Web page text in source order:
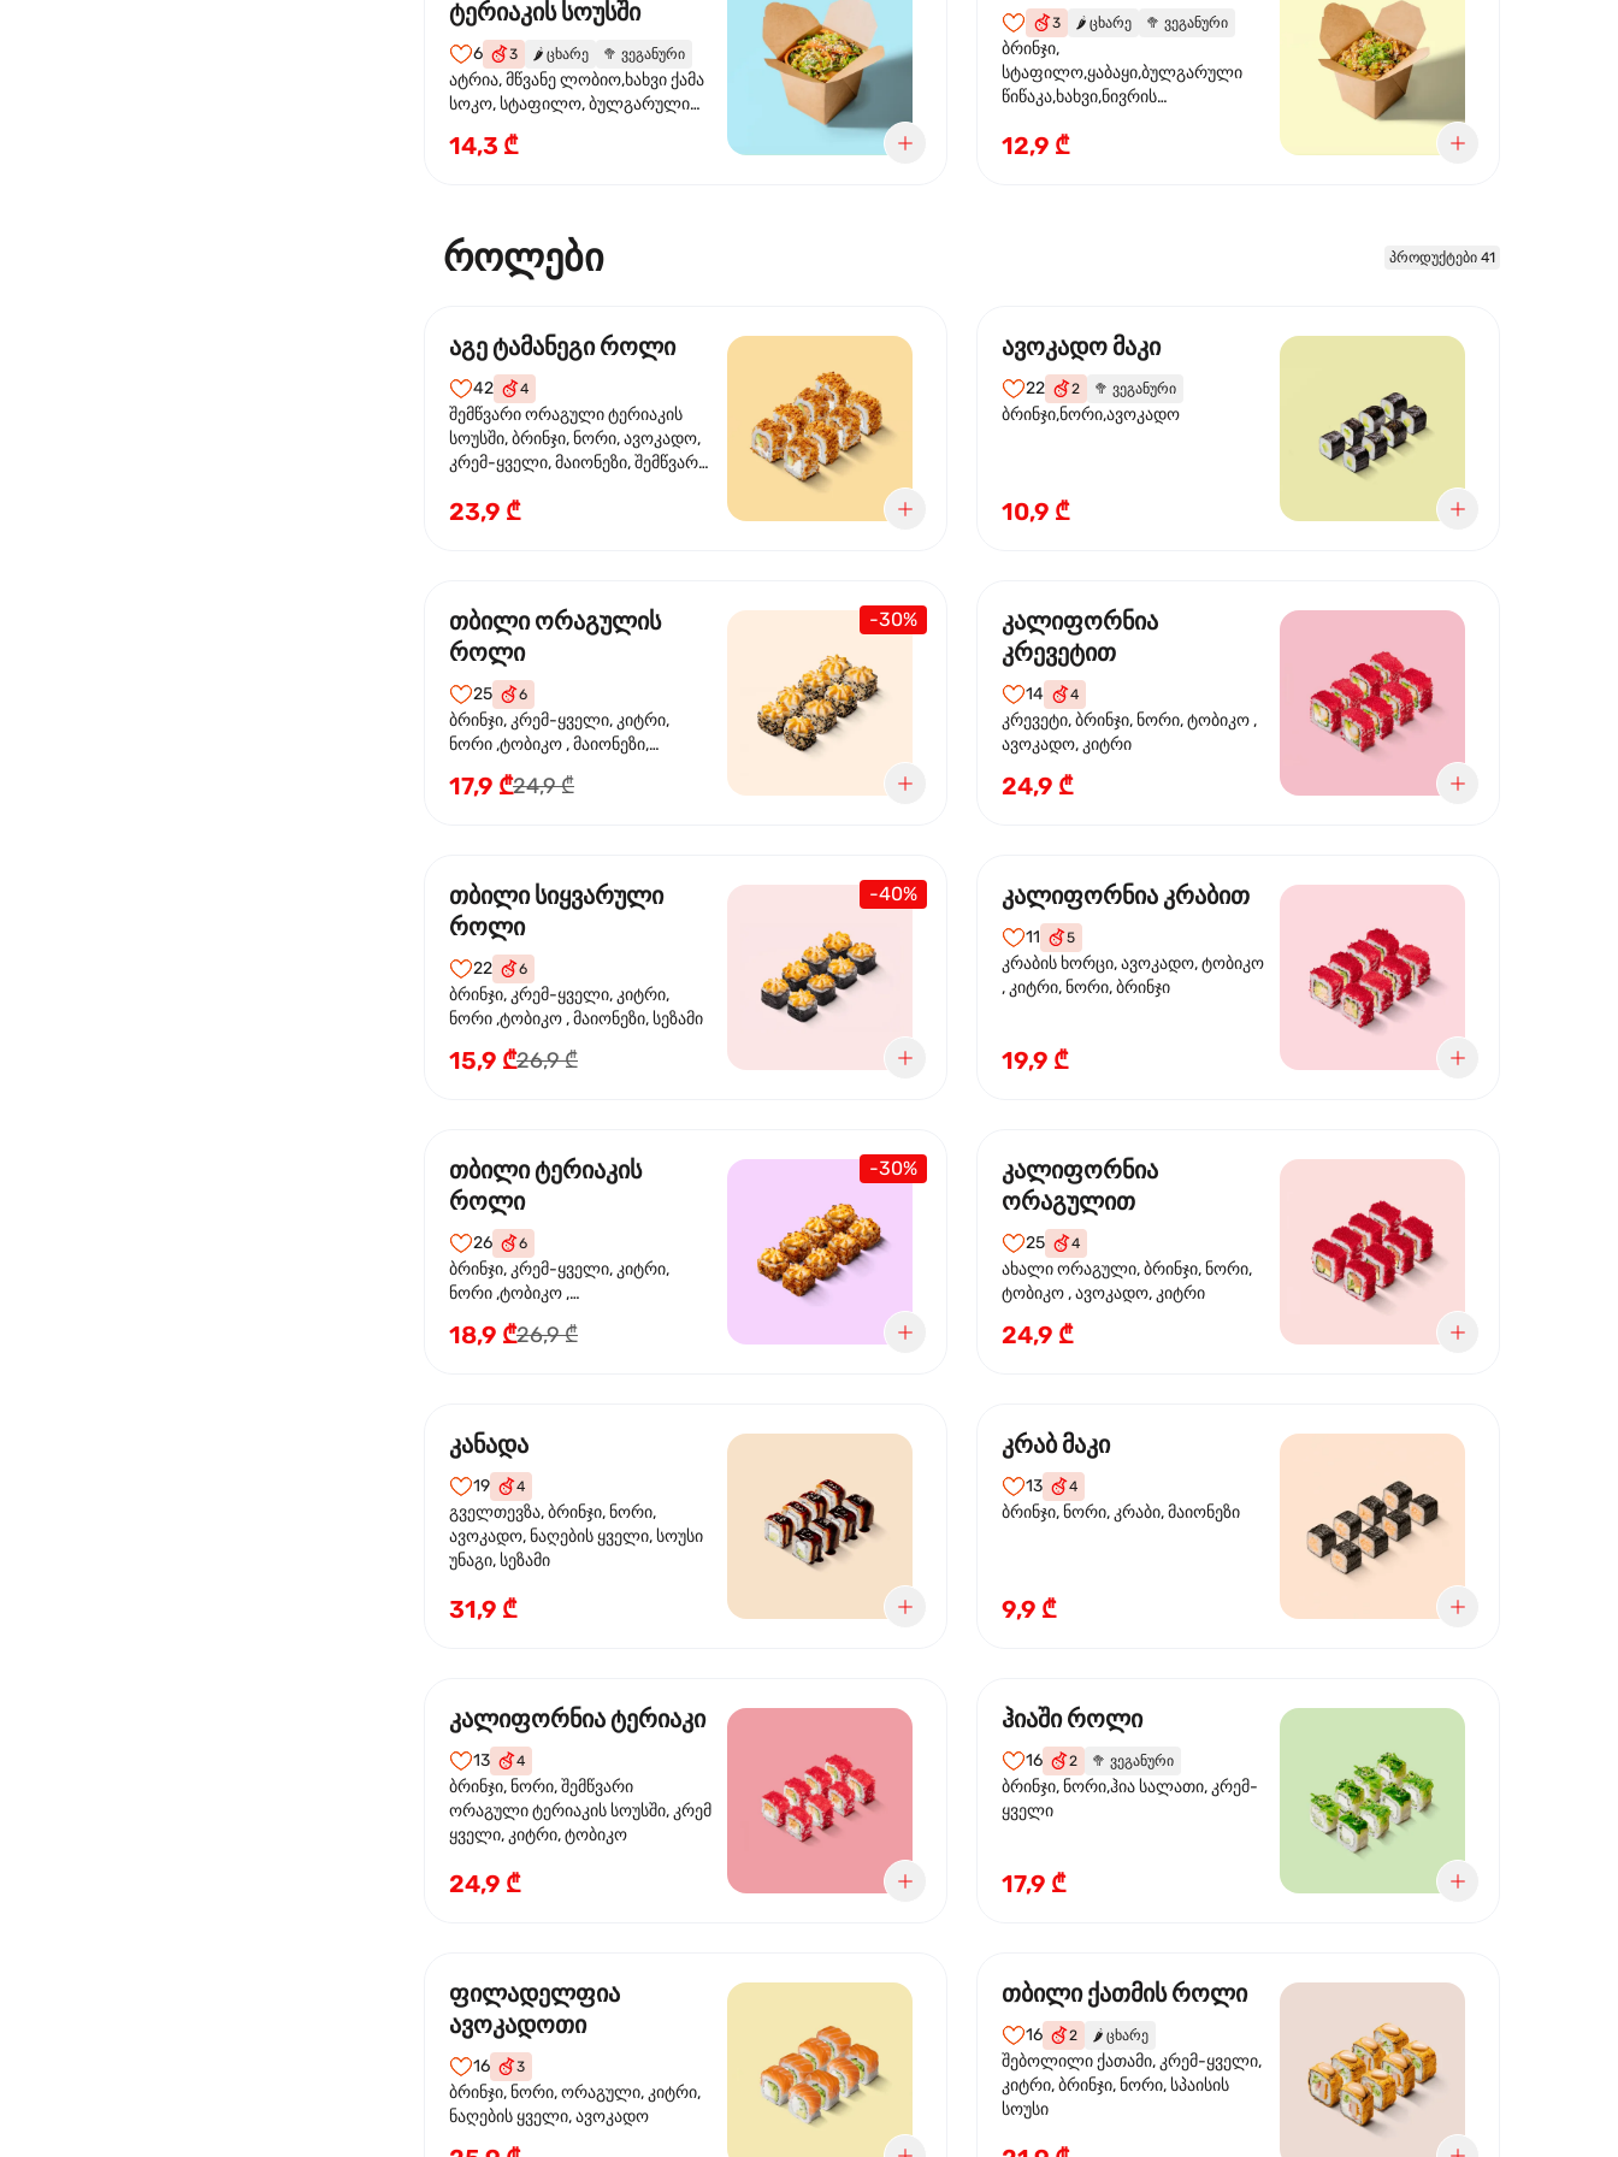
ტერიაკის სოუსში
6 3 🌶️ ცხარე 🥦 ვეგანური
ატრია, მწვანე ლობიო,ხახვი ქამა
სოკო, სტაფილო, ბულგარული
ტერიაკის სოუსი, ყაბაყი
14,3 ₾
3 🌶️ ცხარე 🥦 ვეგანური
ბრინჯი,
სტაფილო,ყაბაყი,ბულგარული
წიწაკა,ხახვი,ნივრის
სოუსი., მწვანე ხახვი,სეზამის
12,9 ₾
როლები პროდუქტები 41
აგე ტამანეგი როლი
42 4
შემწვარი ორაგული ტერიაკის
სოუსში, ბრინჯი, ნორი, ავოკადო,
კრემ-ყველი, მაიონეზი, შემწვარი
23,9 ₾
ავოკადო მაკი
22 2 🥦 ვეგანური
ბრინჯი,ნორი,ავოკადო
10,9 ₾
-30%
თბილი ორაგულის
როლი
25 6
ბრინჯი, კრემ-ყველი, კიტრი,
ნორი ,ტობიკო , მაიონეზი,
ფოთოლი
17,9 ₾24,9 ₾
კალიფორნია
კრევეტით
14 4
კრევეტი, ბრინჯი, ნორი, ტობიკო ,
ავოკადო, კიტრი
24,9 ₾
-40%
თბილი სიყვარული
როლი
22 6
ბრინჯი, კრემ-ყველი, კიტრი,
ნორი ,ტობიკო , მაიონეზი, სეზამი
15,9 ₾26,9 ₾
კალიფორნია კრაბით
11 5
კრაბის ხორცი, ავოკადო, ტობიკო
, კიტრი, ნორი, ბრინჯი
19,9 ₾
-30%
თბილი ტერიაკის
როლი
26 6
ბრინჯი, კრემ-ყველი, კიტრი,
ნორი ,ტობიკო ,
სეზამი, ტერიაკის სოუსი
18,9 ₾26,9 ₾
კალიფორნია
ორაგულით
25 4
ახალი ორაგული, ბრინჯი, ნორი,
ტობიკო , ავოკადო, კიტრი
24,9 ₾
კანადა
19 4
გველთევზა, ბრინჯი, ნორი,
ავოკადო, ნაღების ყველი, სოუსი
უნაგი, სეზამი
31,9 ₾
კრაბ მაკი
13 4
ბრინჯი, ნორი, კრაბი, მაიონეზი
9,9 ₾
კალიფორნია ტერიაკი
13 4
ბრინჯი, ნორი, შემწვარი
ორაგული ტერიაკის სოუსში, კრემ
ყველი, კიტრი, ტობიკო
24,9 ₾
ჰიაში როლი
16 2 🥦 ვეგანური
ბრინჯი, ნორი,ჰია სალათი, კრემ-
ყველი
17,9 ₾
ფილადელფია
ავოკადოთი
16 3
ბრინჯი, ნორი, ორაგული, კიტრი,
ნაღების ყველი, ავოკადო
თბილი ქათმის როლი
16 2 🌶️ ცხარე
შებოლილი ქათამი, კრემ-ყველი,
კიტრი, ბრინჯი, ნორი, სპაისის
სოუსი